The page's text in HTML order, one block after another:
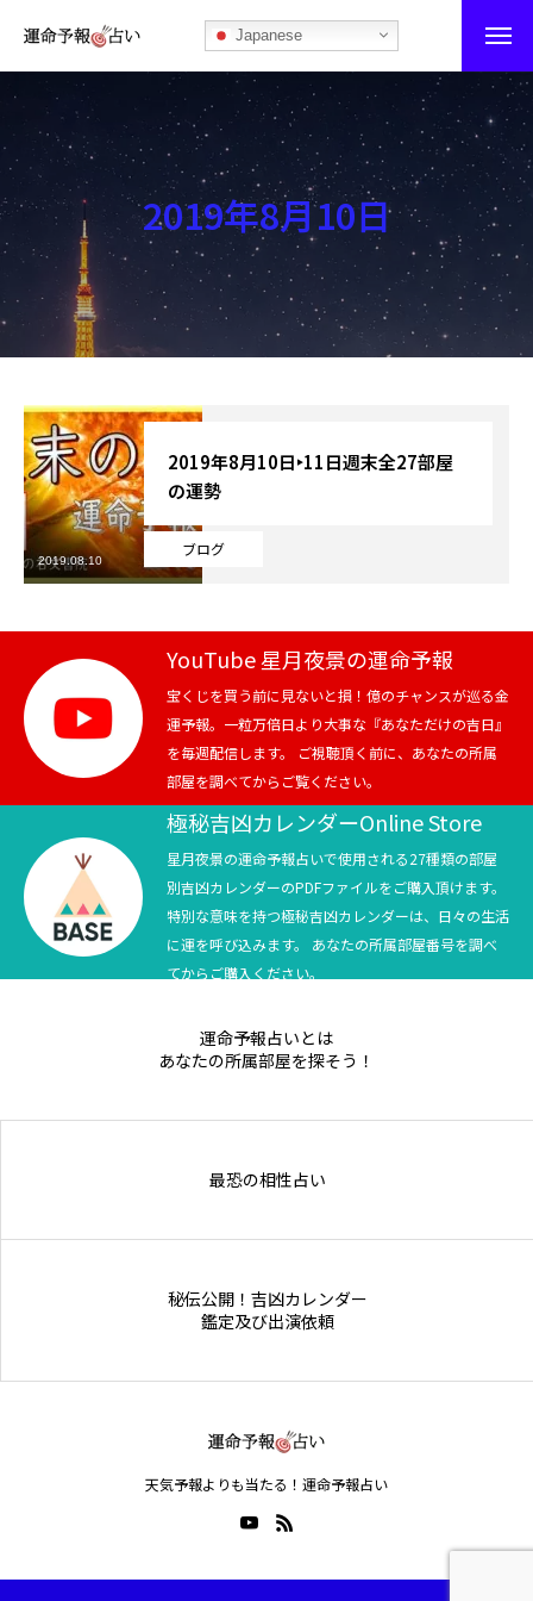
Japanese
運命予報占い
運命予報占いとは
あなたの所属部屋を探そう！
最恐の相性占い
秘伝公開！吉凶カレンダー
記事カテゴリー
ブログ
お知らせ
芸能界
テニス
スポーツ
競馬
テニス四大大会・五輪
テニス四大大会・五輪
2019年8月10日
ブログ
2019年8月10日‣11日週末全27部屋
の運勢
2019.08.10
YouTube 星月夜景の運命予報
宝くじを買う前に見ないと損！億のチャンスが巡る金
運予報。一粒万倍日より大事な『あなただけの吉日』
を毎週配信します。 ご視聴頂く前に、あなたの所属
部屋を調べてからご覧ください。
極秘吉凶カレンダーOnline Store
星月夜景の運命予報占いで使用される27種類の部屋
別吉凶カレンダーのPDFファイルをご購入頂けます。
特別な意味を持つ極秘吉凶カレンダーは、日々の生活
に運を呼び込みます。 あなたの所属部屋番号を調べ
てからご購入ください。
運命予報占いとは
あなたの所属部屋を探そう！
最恐の相性占い
秘伝公開！吉凶カレンダー
鑑定及び出演依頼
天気予報よりも当たる！運命予報占い